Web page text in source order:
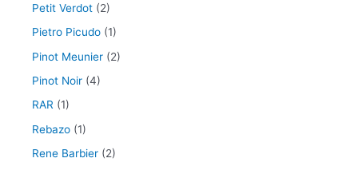
Petit Verdot (2)
Pietro Picudo (1)
Pinot Meunier (2)
Pinot Noir (4)
RAR (1)
Rebazo (1)
Rene Barbier (2)